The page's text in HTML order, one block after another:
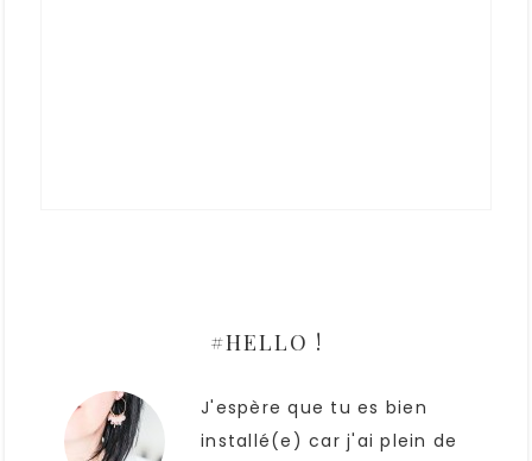
#HELLO !
J'espère que tu es bien
installé(e) car j'ai plein de